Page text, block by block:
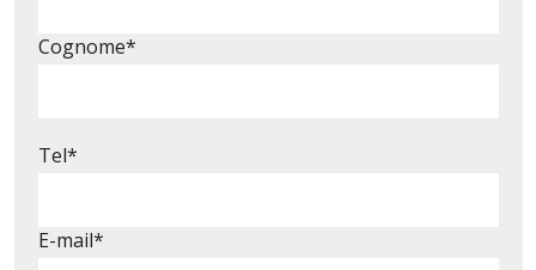
Cognome*
Tel*
E-mail*